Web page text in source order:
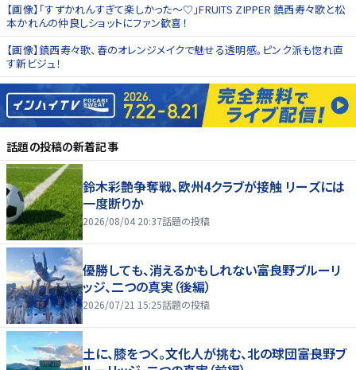
【画像】「すずかれんすぎて楽しかった〜♡」FRUITS ZIPPER 鎮西寿々歌と松
本かれんの仲良しショットにファン歓喜！
【画像】鎮西寿々歌、春のオレンジメイクで魅せる透明感。ピンク派も惚れ直
す新ビジュ！
話題の投稿の新着記事
鈴木彩艶争奪戦、欧州4クラブが接触 リーズには
一度断りか
2026/08/04 20:37話題の投稿
優勝しても、消えるかもしれない――富良野ブルーリ
ッジ、二つの真実（後編）
2026/07/21 15:25話題の投稿
土に、膝をつく。文化人が挑む、北の球団――富良野ブ